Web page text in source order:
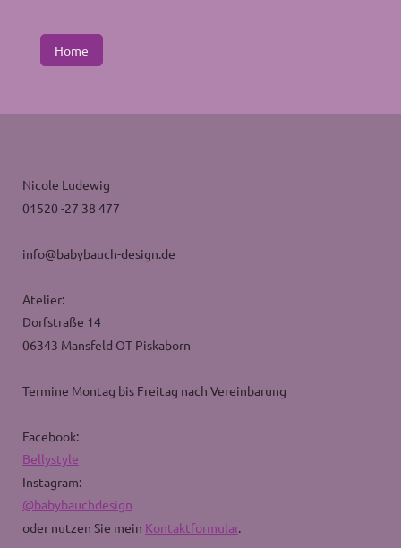
Home
Nicole Ludewig
01520 -27 38 477
info@babybauch-design.de
Atelier:
Dorfstraße 14
06343 Mansfeld OT Piskaborn
Termine Montag bis Freitag nach Vereinbarung
Facebook:
Bellystyle
Instagram:
@babybauchdesign
oder nutzen Sie mein Kontaktformular.